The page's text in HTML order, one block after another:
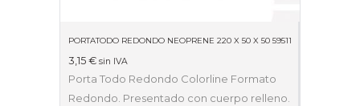
PORTATODO REDONDO NEOPRENE 220 X 50 X 50 59511
3,15 € sin IVA
Porta Todo Redondo Colorline Formato
Redondo. Presentado con cuerpo relleno.